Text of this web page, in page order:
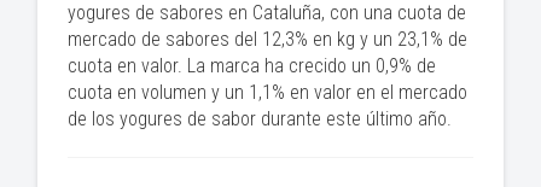
yogures de sabores en Cataluña, con una cuota de
mercado de sabores del 12,3% en kg y un 23,1% de
cuota en valor. La marca ha crecido un 0,9% de
cuota en volumen y un 1,1% en valor en el mercado
de los yogures de sabor durante este último año.